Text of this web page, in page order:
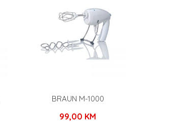
BRAUN M-1000
99,00 KM